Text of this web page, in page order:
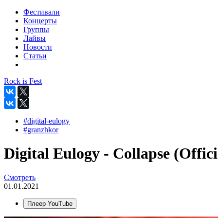
Фестивали
Концерты
Группы
Лайвы
Новости
Статьи
Rock is Fest
#digital-eulogy
#granzhkor
Digital Eulogy - Collapse
Смотреть
01.01.2021
Плеер YouTube